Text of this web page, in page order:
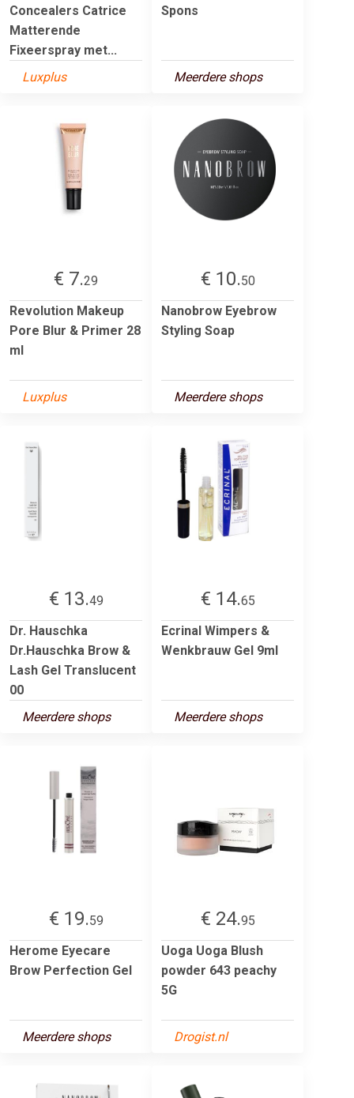
Concealers Catrice
Matterende
Fixeerspray met...
Luxplus
Spons
Meerdere shops
€ 7.29
Revolution Makeup
Pore Blur & Primer 28
ml
Luxplus
€ 10.50
Nanobrow Eyebrow
Styling Soap
Meerdere shops
€ 13.49
Dr. Hauschka
Dr.Hauschka Brow &
Lash Gel Translucent
00
Meerdere shops
€ 14.65
Ecrinal Wimpers &
Wenkbrauw Gel 9ml
Meerdere shops
€ 19.59
Herome Eyecare
Brow Perfection Gel
Meerdere shops
€ 24.95
Uoga Uoga Blush
powder 643 peachy
5G
Drogist.nl